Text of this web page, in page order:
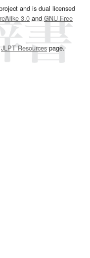
and is dual licensed
3.0and GNU Free
JLPT Resourcespage.